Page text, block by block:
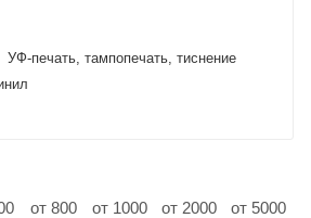
УФ-печать, тампопечать, тиснение
от 800
от 1000
от 2000
от 5000